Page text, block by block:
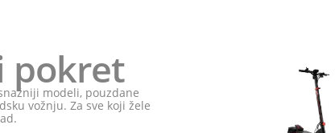
pokret
modeli, pouzdane
vožnju. Za sve koji žele